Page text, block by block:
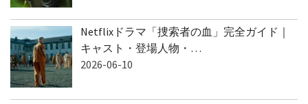
Netflixドラマ「捜索者の血」完全ガイド｜
キャスト・登場人物・…
2026-06-10